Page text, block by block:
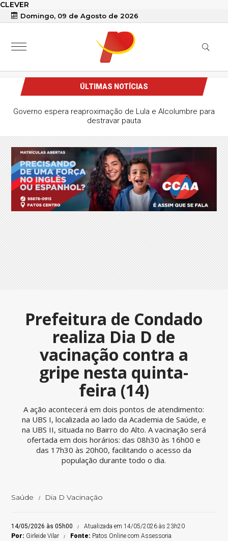
CLEVER
Domingo, 09 de Agosto de 2026
ÚLTIMAS NOTÍCIAS
Governo espera reaproximação de Lula e Alcolumbre para
destravar pauta
Prefeitura de Condado
realiza Dia D de
vacinação contra a
gripe nesta quinta-
feira (14)
A ação acontecerá em dois pontos de atendimento:
na UBS I, localizada ao lado da Academia de Saúde, e
na UBS II, situada no Bairro do Alto. A vacinação será
ofertada em dois horários: das 08h30 às 16h00 e
das 17h30 às 20h00, facilitando o acesso da
população durante todo o dia.
Saúde Dia D Vacinação
14/05/2026 às 05h00
Atualizada em 14/05/2026 às 23h20
Por: Girleide Vilar Fonte: Patos Online com Assessoria